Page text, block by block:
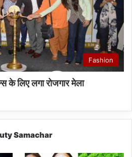
Fashion
लिए लगा रोजगार मेला
Samachar